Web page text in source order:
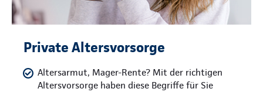
Private Altersvorsorge
Altersarmut, Mager-Rente? Mit der richtigen
Altersvorsorge haben diese Begriffe für Sie